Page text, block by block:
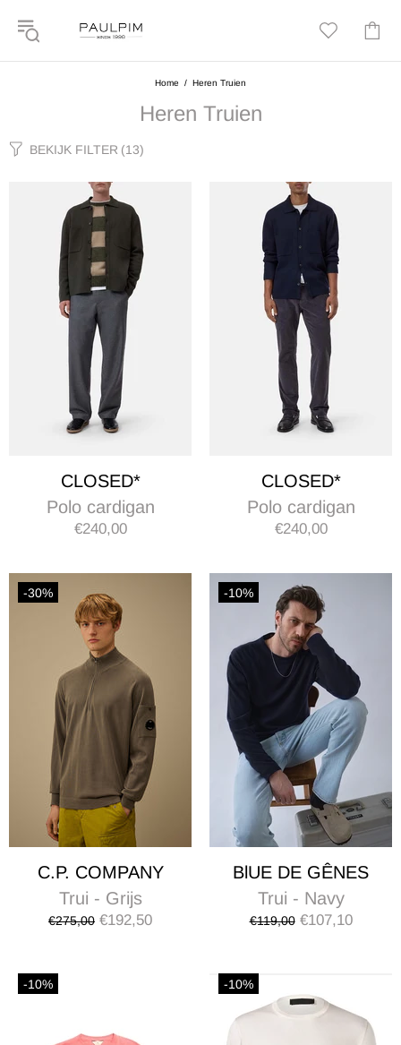
Home Heren Truien
Heren Truien
BEKIJK FILTER (13)
CLOSED*
Polo cardigan
€240,00
CLOSED*
Polo cardigan
€240,00
-30%
C.P. COMPANY
Trui - Grijs
€275,00 €192,50
-10%
BlUE DE GÊNES
Trui - Navy
€119,00 €107,10
-10% -10%